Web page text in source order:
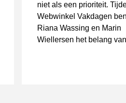
niet als een prioriteit.
Webwinkel Vakdagen
Riana Wassing en Marin
Wiellersen het belang